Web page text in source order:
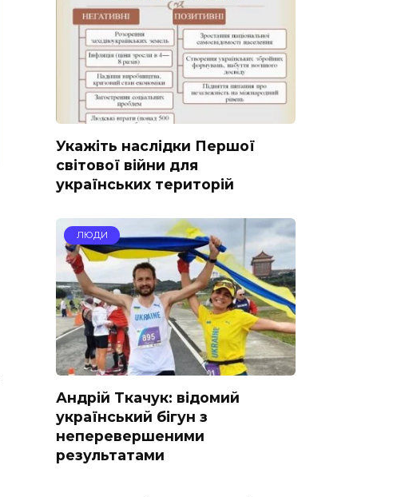
Укажіть наслідки Першої
світової війни для
українських територій
ЛЮДИ
Андрій Ткачук: відомий
український бігун з
неперевершеними
результатами